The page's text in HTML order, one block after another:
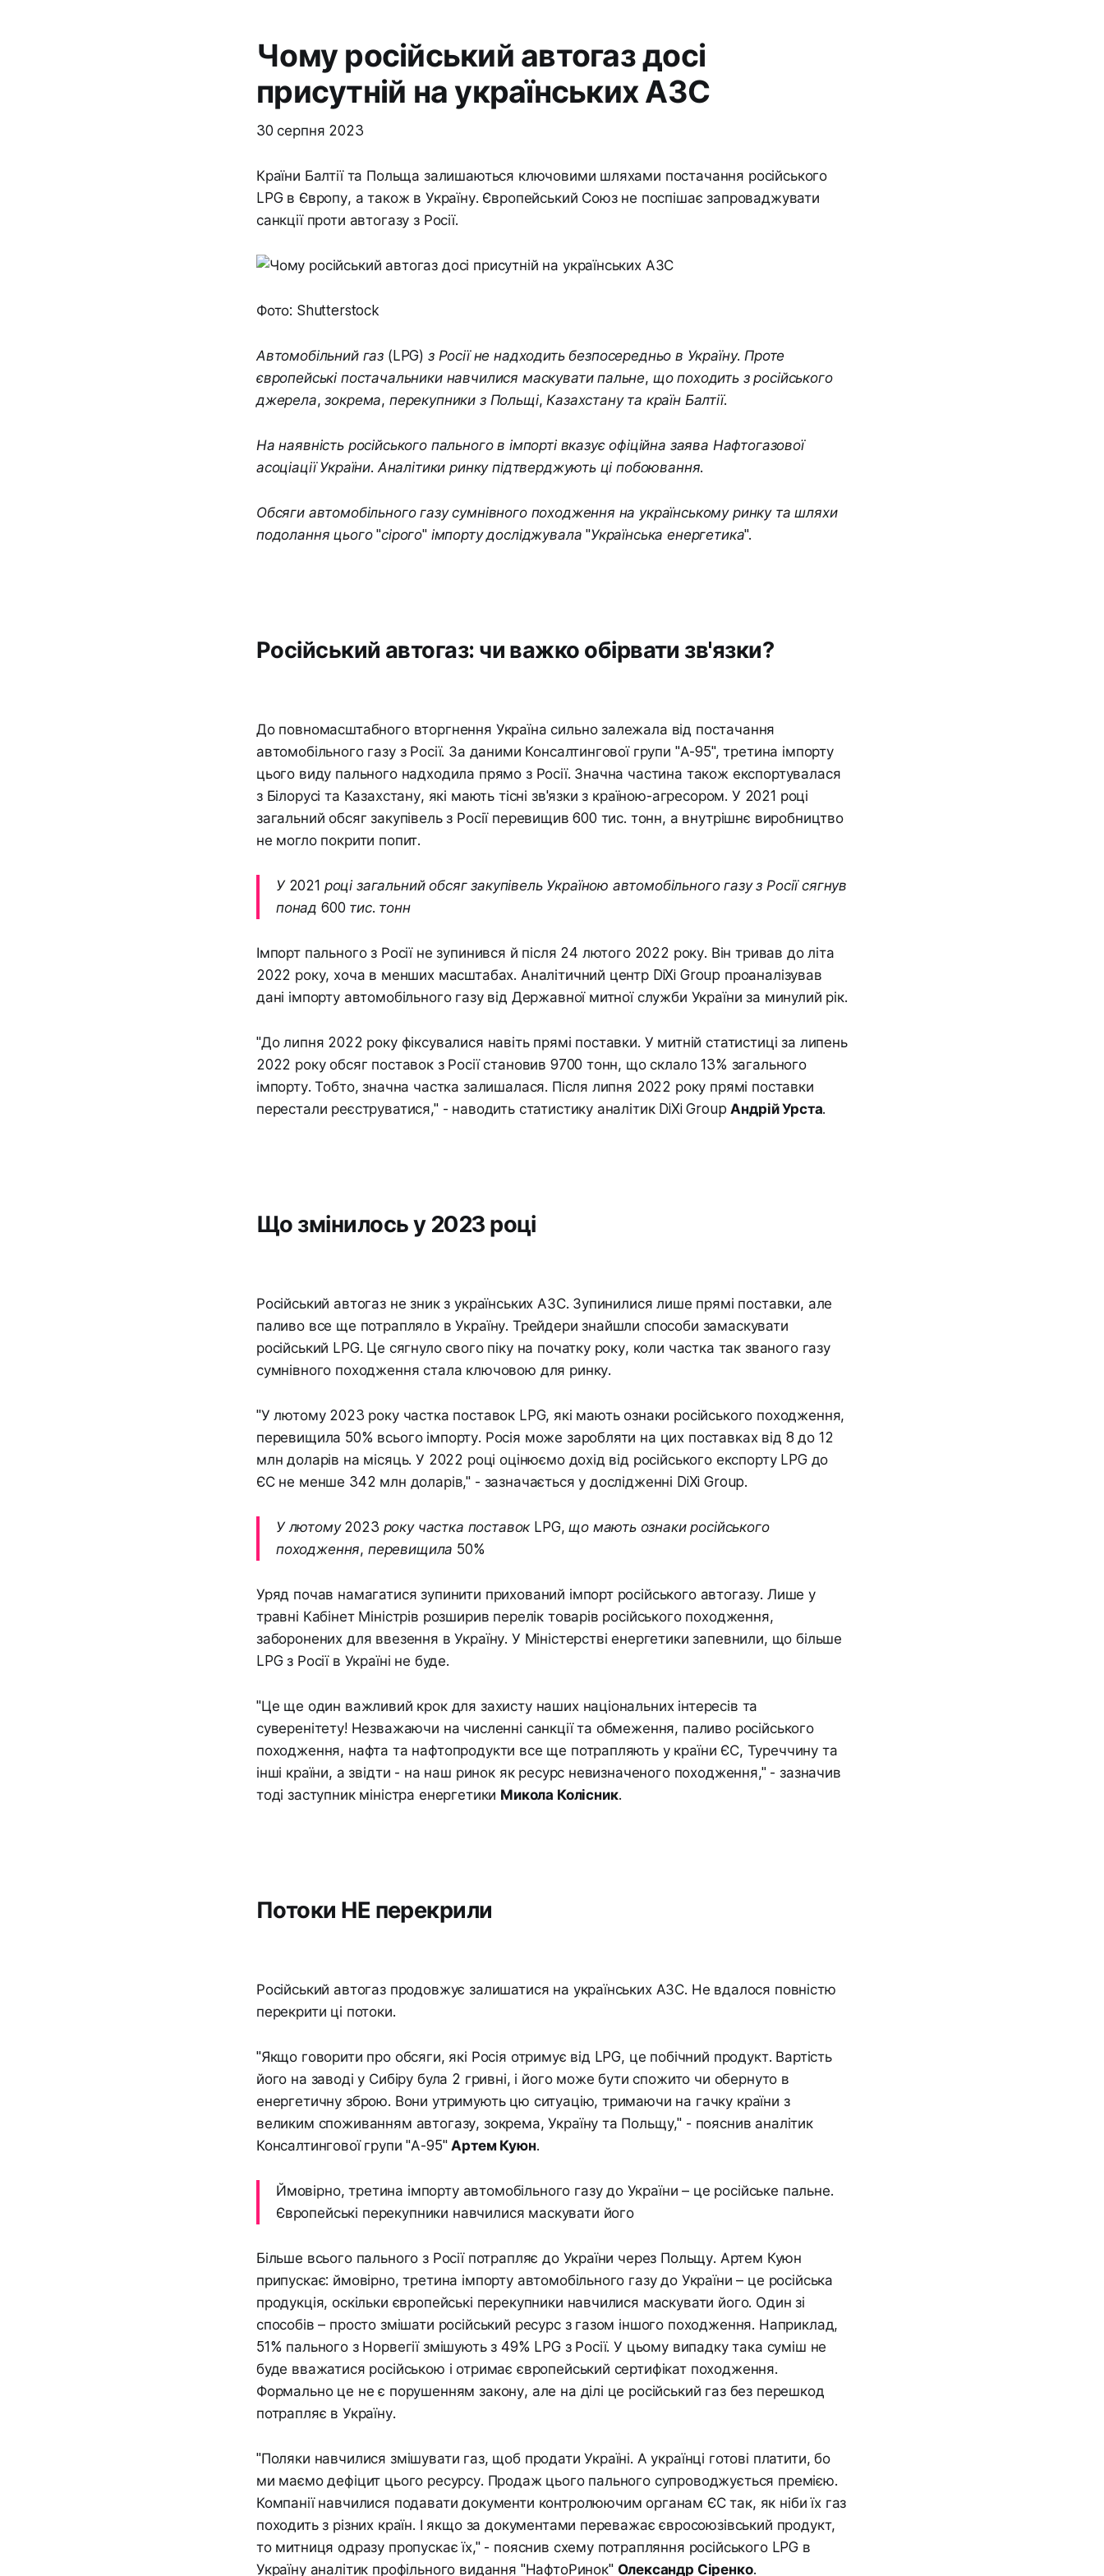
Чому російський автогаз досі
присутній на українських АЗС
30 серпня 2023
Країни Балтії та Польща залишаються ключовими шляхами постачання російського
LPG в Європу, а також в Україну. Європейський Союз не поспішає запроваджувати
санкції проти автогазу з Росії.
Фото: Shutterstock
Автомобільний газ (LPG) з Росії не надходить безпосередньо в Україну. Проте
європейські постачальники навчилися маскувати пальне, що походить з російського
джерела, зокрема, перекупники з Польщі, Казахстану та країн Балтії.
На наявність російського пального в імпорті вказує офіційна заява Нафтогазової
асоціації України. Аналітики ринку підтверджують ці побоювання.
Обсяги автомобільного газу сумнівного походження на українському ринку та шляхи
подолання цього "сірого" імпорту досліджувала "Українська енергетика".
Російський автогаз: чи важко обірвати зв'язки?
До повномасштабного вторгнення Україна сильно залежала від постачання
автомобільного газу з Росії. За даними Консалтингової групи "А-95", третина імпорту
цього виду пального надходила прямо з Росії. Значна частина також експортувалася
з Білорусі та Казахстану, які мають тісні зв'язки з країною-агресором. У 2021 році
загальний обсяг закупівель з Росії перевищив 600 тис. тонн, а внутрішнє виробництво
не могло покрити попит.
У 2021 році загальний обсяг закупівель Україною автомобільного газу з Росії сягнув
понад 600 тис. тонн
Імпорт пального з Росії не зупинився й після 24 лютого 2022 року. Він тривав до літа
2022 року, хоча в менших масштабах. Аналітичний центр DiXi Group проаналізував
дані імпорту автомобільного газу від Державної митної служби України за минулий рік.
"До липня 2022 року фіксувалися навіть прямі поставки. У митній статистиці за липень
2022 року обсяг поставок з Росії становив 9700 тонн, що склало 13% загального
імпорту. Тобто, значна частка залишалася. Після липня 2022 року прямі поставки
перестали реєструватися," - наводить статистику аналітик DiXi GroupАндрій Урста.
Що змінилось у 2023 році
Російський автогаз не зник з українських АЗС. Зупинилися лише прямі поставки, але
паливо все ще потрапляло в Україну. Трейдери знайшли способи замаскувати
російський LPG. Це сягнуло свого піку на початку року, коли частка так званого газу
сумнівного походження стала ключовою для ринку.
"У лютому 2023 року частка поставок LPG, які мають ознаки російського походження,
перевищила 50% всього імпорту. Росія може заробляти на цих поставках від 8 до 12
млн доларів на місяць. У 2022 році оцінюємо дохід від російського експорту LPG до
ЄС не менше 342 млн доларів," - зазначається у дослідженні DiXi Group.
У лютому 2023 року частка поставок LPG, що мають ознаки російського
походження, перевищила 50%
Уряд почав намагатися зупинити прихований імпорт російського автогазу. Лише у
травні Кабінет Міністрів розширив перелік товарів російського походження,
заборонених для ввезення в Україну. У Міністерстві енергетики запевнили, що більше
LPG з Росії в Україні не буде.
"Це ще один важливий крок для захисту наших національних інтересів та
суверенітету! Незважаючи на численні санкції та обмеження, паливо російського
походження, нафта та нафтопродукти все ще потрапляють у країни ЄС, Туреччину та
інші країни, а звідти - на наш ринок як ресурс невизначеного походження," - зазначив
тоді заступник міністра енергетики Микола Колісник.
Потоки НЕ перекрили
Російський автогаз продовжує залишатися на українських АЗС. Не вдалося повністю
перекрити ці потоки.
"Якщо говорити про обсяги, які Росія отримує від LPG, це побічний продукт. Вартість
його на заводі у Сибіру була 2 гривні, і його може бути спожито чи обернуто в
енергетичну зброю. Вони утримують цю ситуацію, тримаючи на гачку країни з
великим споживанням автогазу, зокрема, Україну та Польщу," - пояснив аналітик
Консалтингової групи "А-95"Артем Куюн.
Ймовірно, третина імпорту автомобільного газу до України – це російське пальне.
Європейські перекупники навчилися маскувати його
Більше всього пального з Росії потрапляє до України через Польщу. Артем Куюн
припускає: ймовірно, третина імпорту автомобільного газу до України – це російська
продукція, оскільки європейські перекупники навчилися маскувати його. Один зі
способів – просто змішати російський ресурс з газом іншого походження. Наприклад,
51% пального з Норвегії змішують з 49% LPG з Росії. У цьому випадку така суміш не
буде вважатися російською і отримає європейський сертифікат походження.
Формально це не є порушенням закону, але на ділі це російський газ без перешкод
потрапляє в Україну.
"Поляки навчилися змішувати газ, щоб продати Україні. А українці готові платити, бо
ми маємо дефіцит цього ресурсу. Продаж цього пального супроводжується премією.
Компанії навчилися подавати документи контролюючим органам ЄС так, як ніби їх газ
походить з різних країн. І якщо за документами переважає євросоюзівський продукт,
то митниця одразу пропускає їх," - пояснив схему потрапляння російського LPG в
Україну аналітик профільного видання "НафтоРинок" Олександр Сіренко.